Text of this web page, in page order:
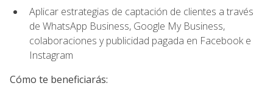
Aplicar estrategias de captación de clientes a través
de WhatsApp Business, Google My Business,
colaboraciones y publicidad pagada en Facebook e
Instagram
Cómo te beneficiarás: